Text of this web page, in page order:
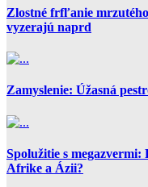
Zlostné frfľanie
vyzerajú naprd
Zamyslenie: Úžasná
Spolužitie s megazvermi:
Afrike a Ázii?